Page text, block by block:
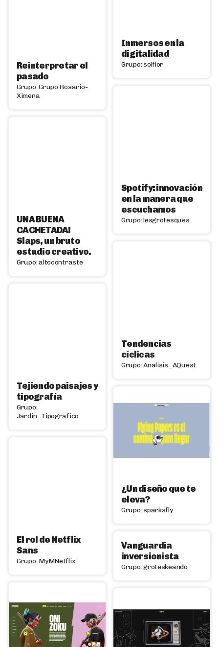
Inmersos en la
digitalidad
Grupo: solflor
Reinterpretar el
pasado
Grupo: Grupo Rosario-
Ximena
Spotify: innovación
en la manera que
escuchamos
Grupo: lesgrotesques
UNA BUENA
CACHETADA!
Slaps, un bruto
estudio creativo.
Grupo: altocontraste
Tendencias
cíclicas
Grupo: Analisis_AQuest
Tejiendo paisajes y
tipografía
Grupo:
Jardin_Tipografico
¿Un diseño que te
eleva?
Grupo: sparksfly
El rol de Netflix
Sans
Grupo: MyMNetflix
Vanguardia
inversionista
Grupo: groteskeando